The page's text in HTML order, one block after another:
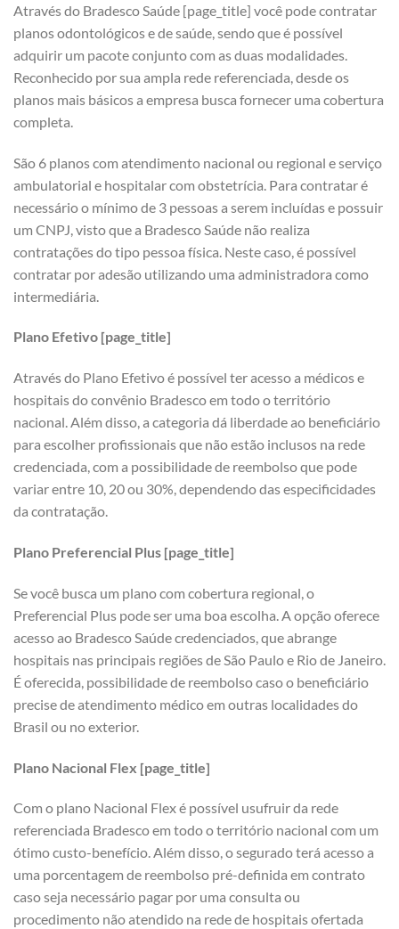
Através do Bradesco Saúde [page_title] você pode contratar
planos odontológicos e de saúde, sendo que é possível
adquirir um pacote conjunto com as duas modalidades.
Reconhecido por sua ampla rede referenciada, desde os
planos mais básicos a empresa busca fornecer uma cobertura
completa.
São 6 planos com atendimento nacional ou regional e serviço
ambulatorial e hospitalar com obstetrícia. Para contratar é
necessário o mínimo de 3 pessoas a serem incluídas e possuir
um CNPJ, visto que a Bradesco Saúde não realiza
contratações do tipo pessoa física. Neste caso, é possível
contratar por adesão utilizando uma administradora como
intermediária.
Plano Efetivo [page_title]
Através do Plano Efetivo é possível ter acesso a médicos e
hospitais do convênio Bradesco em todo o território
nacional. Além disso, a categoria dá liberdade ao beneficiário
para escolher profissionais que não estão inclusos na rede
credenciada, com a possibilidade de reembolso que pode
variar entre 10, 20 ou 30%, dependendo das especificidades
da contratação.
Plano Preferencial Plus [page_title]
Se você busca um plano com cobertura regional, o
Preferencial Plus pode ser uma boa escolha. A opção oferece
acesso ao Bradesco Saúde credenciados, que abrange
hospitais nas principais regiões de São Paulo e Rio de Janeiro.
É oferecida, possibilidade de reembolso caso o beneficiário
precise de atendimento médico em outras localidades do
Brasil ou no exterior.
Plano Nacional Flex [page_title]
Com o plano Nacional Flex é possível usufruir da rede
referenciada Bradesco em todo o território nacional com um
ótimo custo-benefício. Além disso, o segurado terá acesso a
uma porcentagem de reembolso pré-definida em contrato
caso seja necessário pagar por uma consulta ou
procedimento não atendido na rede de hospitais ofertada